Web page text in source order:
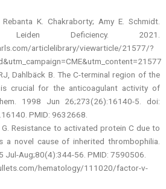
K. Chakraborty; Amy E. Schmidt.
Deficiency. 2021.
articlelibrary/viewarticle/21577/?
Dahlbäck B. The C-terminal region of the
crucial for the anticoagulant activity of
1998 Jun 26;273(26):16140-5. doi:
PMID: 9632668.
G. Resistance to activated protein C due to
a novel cause of inherited thrombophilia.
Jul-Aug;80(4):344-56. PMID: 7590506.
hematology/111020/factor-v-